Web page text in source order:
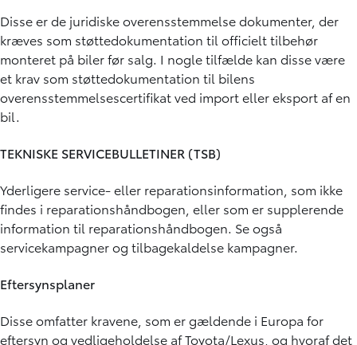
Disse er de juridiske overensstemmelse dokumenter, der
kræves som støttedokumentation til officielt tilbehør
monteret på biler før salg. I nogle tilfælde kan disse være
et krav som støttedokumentation til bilens
overensstemmelsescertifikat ved import eller eksport af en
bil.
TEKNISKE SERVICEBULLETINER (TSB)
Yderligere service- eller reparationsinformation, som ikke
findes i reparationshåndbogen, eller som er supplerende
information til reparationshåndbogen. Se også
servicekampagner og tilbagekaldelse kampagner.
Eftersynsplaner
Disse omfatter kravene, som er gældende i Europa for
eftersyn og vedligeholdelse af Toyota/Lexus, og hvoraf det